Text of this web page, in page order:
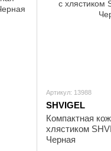
Артикул: 13988
SHVIGEL
Компактная
хлястиком
Черная